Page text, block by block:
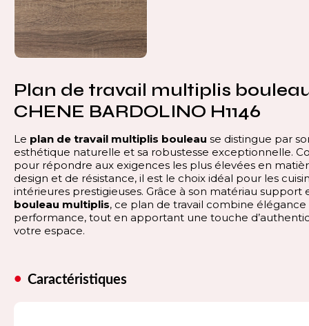
Plan de travail multiplis
CHENE BARDOLINO H1146
Le plan de travail multiplis bouleau se distingue par
esthétique naturelle et sa robustesse exceptionnelle.
pour répondre aux exigences les plus élevées en
design et de résistance, il est le choix idéal pour les
intérieures prestigieuses. Grâce à son matériau support
bouleau multiplis, ce plan de travail combine
performance, tout en apportant une touche
votre espace.
Caractéristiques